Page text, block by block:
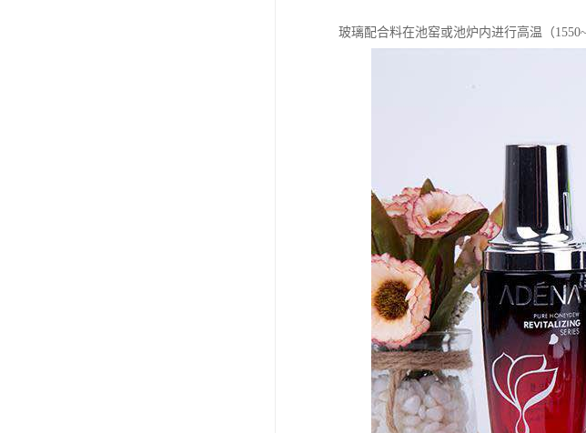
玻璃配合料在池窑或池炉内进行高温（